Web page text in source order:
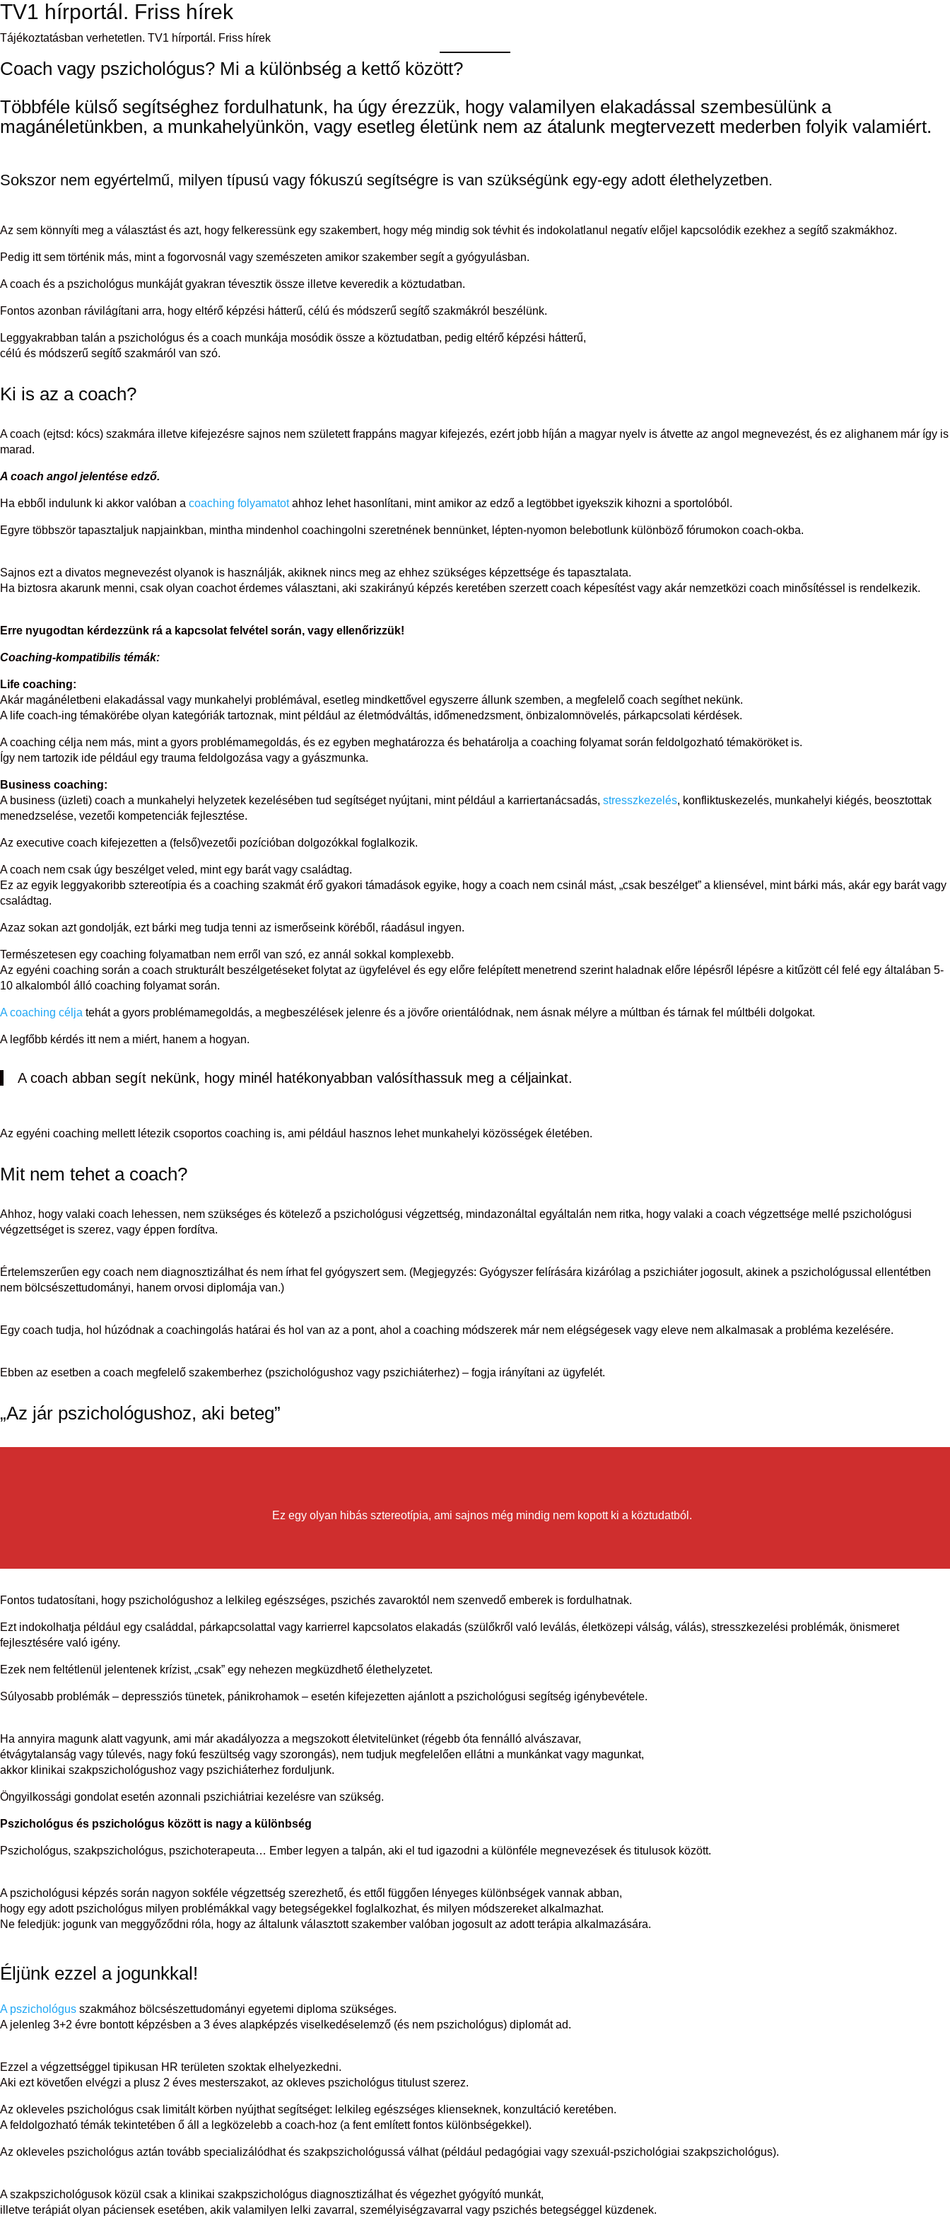
Ugrás
a
tartalomhoz
TV1 hírportál. Friss hírek
Tájékoztatásban verhetetlen. TV1 hírportál. Friss hírek
Coach vagy pszichológus? Mi a különbség a kettő között?
Többféle külső segítséghez fordulhatunk, ha úgy érezzük, hogy valamilyen elakadással szembesülünk a
magánéletünkben, a munkahelyünkön, vagy esetleg életünk nem az átalunk megtervezett mederben folyik valamiért.
Sokszor nem egyértelmű, milyen típusú vagy fókuszú segítségre is van szükségünk egy-egy adott élethelyzetben.
Az sem könnyíti meg a választást és azt, hogy felkeressünk egy szakembert, hogy még mindig sok tévhit és indokolatlanul negatív előjel kapcsolódik ezekhez a segítő szakmákhoz.
Pedig itt sem történik más, mint a fogorvosnál vagy szemészeten amikor szakember segít a gyógyulásban.
A coach és a pszichológus munkáját gyakran tévesztik össze illetve keveredik a köztudatban.
Fontos azonban rávilágítani arra, hogy eltérő képzési hátterű, célú és módszerű segítő szakmákról beszélünk.
Leggyakrabban talán a pszichológus és a coach munkája mosódik össze a köztudatban, pedig eltérő képzési hátterű,
célú és módszerű segítő szakmáról van szó.
Ki is az a coach?
A coach (ejtsd: kócs) szakmára illetve kifejezésre sajnos nem született frappáns magyar kifejezés, ezért jobb híján a magyar nyelv is átvette az angol megnevezést, és ez alighanem már így is
marad.
A coach angol jelentése edző.
Ha ebből indulunk ki akkor valóban a coaching folyamatotahhoz lehet hasonlítani, mint amikor az edző a legtöbbet igyekszik kihozni a sportolóból.
Egyre többször tapasztaljuk napjainkban, mintha mindenhol coachingolni szeretnének bennünket, lépten-nyomon belebotlunk különböző fórumokon coach-okba.
Sajnos ezt a divatos megnevezést olyanok is használják, akiknek nincs meg az ehhez szükséges képzettsége és tapasztalata.
Ha biztosra akarunk menni, csak olyan coachot érdemes választani, aki szakirányú képzés keretében szerzett coach képesítést vagy akár nemzetközi coach minősítéssel is rendelkezik.
Erre nyugodtan kérdezzünk rá a kapcsolat felvétel során, vagy ellenőrizzük!
Coaching-kompatibilis témák:
Life coaching:
Akár magánéletbeni elakadással vagy munkahelyi problémával, esetleg mindkettővel egyszerre állunk szemben, a megfelelő coach segíthet nekünk.
A life coach-ing témakörébe olyan kategóriák tartoznak, mint például az életmódváltás, időmenedzsment, önbizalomnövelés, párkapcsolati kérdések.
A coaching célja nem más, mint a gyors problémamegoldás, és ez egyben meghatározza és behatárolja a coaching folyamat során feldolgozható témaköröket is.
Így nem tartozik ide például egy trauma feldolgozása vagy a gyászmunka.
Business coaching:
A business (üzleti) coach a munkahelyi helyzetek kezelésében tud segítséget nyújtani, mint például a karriertanácsadás, stresszkezelés, konfliktuskezelés, munkahelyi kiégés, beosztottak
menedzselése, vezetői kompetenciák fejlesztése.
Az executive coach kifejezetten a (felső)vezetői pozícióban dolgozókkal foglalkozik.
A coach nem csak úgy beszélget veled, mint egy barát vagy családtag.
Ez az egyik leggyakoribb sztereotípia és a coaching szakmát érő gyakori támadások egyike, hogy a coach nem csinál mást, „csak beszélget” a kliensével, mint bárki más, akár egy barát vagy
családtag.
Azaz sokan azt gondolják, ezt bárki meg tudja tenni az ismerőseink köréből, ráadásul ingyen.
Természetesen egy coaching folyamatban nem erről van szó, ez annál sokkal komplexebb.
Az egyéni coaching során a coach strukturált beszélgetéseket folytat az ügyfelével és egy előre felépített menetrend szerint haladnak előre lépésről lépésre a kitűzött cél felé egy általában 5-
10 alkalomból álló coaching folyamat során.
A coaching célja tehát a gyors problémamegoldás, a megbeszélések jelenre és a jövőre orientálódnak, nem ásnak mélyre a múltban és tárnak fel múltbéli dolgokat.
A legfőbb kérdés itt nem a miért, hanem a hogyan.
A coach abban segít nekünk, hogy minél hatékonyabban valósíthassuk meg a céljainkat.
Az egyéni coaching mellett létezik csoportos coaching is, ami például hasznos lehet munkahelyi közösségek életében.
Mit nem tehet a coach?
Ahhoz, hogy valaki coach lehessen, nem szükséges és kötelező a pszichológusi végzettség, mindazonáltal egyáltalán nem ritka, hogy valaki a coach végzettsége mellé pszichológusi
végzettséget is szerez, vagy éppen fordítva.
Értelemszerűen egy coach nem diagnosztizálhat és nem írhat fel gyógyszert sem. (Megjegyzés: Gyógyszer felírására kizárólag a pszichiáter jogosult, akinek a pszichológussal ellentétben
nem bölcsészettudományi, hanem orvosi diplomája van.)
Egy coach tudja, hol húzódnak a coachingolás határai és hol van az a pont, ahol a coaching módszerek már nem elégségesek vagy eleve nem alkalmasak a probléma kezelésére.
Ebben az esetben a coach megfelelő szakemberhez (pszichológushoz vagy pszichiáterhez) – fogja irányítani az ügyfelét.
„Az jár pszichológushoz, aki beteg”
Ez egy olyan hibás sztereotípia, ami sajnos még mindig nem kopott ki a köztudatból.
Fontos tudatosítani, hogy pszichológushoz a lelkileg egészséges, pszichés zavaroktól nem szenvedő emberek is fordulhatnak.
Ezt indokolhatja például egy családdal, párkapcsolattal vagy karrierrel kapcsolatos elakadás (szülőkről való leválás, életközepi válság, válás), stresszkezelési problémák, önismeret
fejlesztésére való igény.
Ezek nem feltétlenül jelentenek krízist, „csak” egy nehezen megküzdhető élethelyzetet.
Súlyosabb problémák – depressziós tünetek, pánikrohamok – esetén kifejezetten ajánlott a pszichológusi segítség igénybevétele.
Ha annyira magunk alatt vagyunk, ami már akadályozza a megszokott életvitelünket (régebb óta fennálló alvászavar,
étvágytalanság vagy túlevés, nagy fokú feszültség vagy szorongás), nem tudjuk megfelelően ellátni a munkánkat vagy magunkat,
akkor klinikai szakpszichológushoz vagy pszichiáterhez forduljunk.
Öngyilkossági gondolat esetén azonnali pszichiátriai kezelésre van szükség.
Pszichológus és pszichológus között is nagy a különbség
Pszichológus, szakpszichológus, pszichoterapeuta… Ember legyen a talpán, aki el tud igazodni a különféle megnevezések és titulusok között.
A pszichológusi képzés során nagyon sokféle végzettség szerezhető, és ettől függően lényeges különbségek vannak abban,
hogy egy adott pszichológus milyen problémákkal vagy betegségekkel foglalkozhat, és milyen módszereket alkalmazhat.
Ne feledjük: jogunk van meggyőződni róla, hogy az általunk választott szakember valóban jogosult az adott terápia alkalmazására.
Éljünk ezzel a jogunkkal!
A pszichológus szakmához bölcsészettudományi egyetemi diploma szükséges.
A jelenleg 3+2 évre bontott képzésben a 3 éves alapképzés viselkedéselemző (és nem pszichológus) diplomát ad.
Ezzel a végzettséggel tipikusan HR területen szoktak elhelyezkedni.
Aki ezt követően elvégzi a plusz 2 éves mesterszakot, az okleves pszichológus titulust szerez.
Az okleveles pszichológus csak limitált körben nyújthat segítséget: lelkileg egészséges klienseknek, konzultáció keretében.
A feldolgozható témák tekintetében ő áll a legközelebb a coach-hoz (a fent említett fontos különbségekkel).
Az okleveles pszichológus aztán tovább specializálódhat és szakpszichológussá válhat (például pedagógiai vagy szexuál-pszichológiai szakpszichológus).
A szakpszichológusok közül csak a klinikai szakpszichológus diagnosztizálhat és végezhet gyógyító munkát,
illetve terápiát olyan páciensek esetében, akik valamilyen lelki zavarral, személyiségzavarral vagy pszichés betegséggel küzdenek.